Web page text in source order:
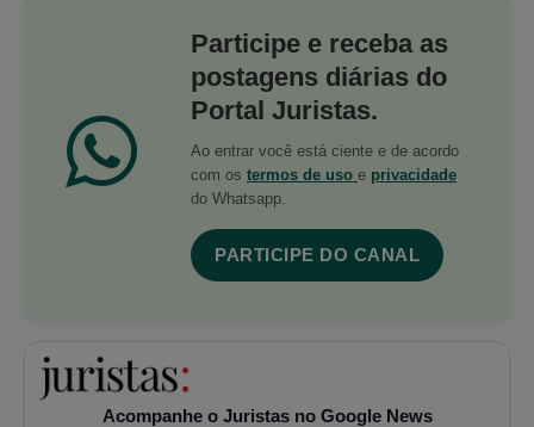
Participe e receba as
postagens diárias do
Portal Juristas.
Ao entrar você está ciente e de acordo
com os termos de uso e privacidade
do Whatsapp.
PARTICIPE DO CANAL
Acompanhe o Juristas no Google News